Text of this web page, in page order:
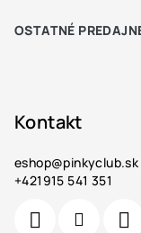
OSTATNÉ
Kontakt
eshop@pinkyclub.sk
+421915 541 351